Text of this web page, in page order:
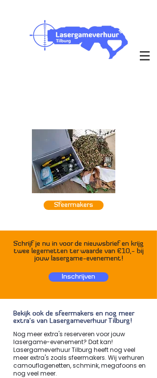
Sfeermakers
Schrijf je nu in voor de nieuwsbrief en krijg
twee legernetten ter waarde van €10,- bij
jouw lasergame-evenement!
Inschrijven
Bekijk ook de sfeermakers en nog meer
extra's van Lasergameverhuur Tilburg!
Nog meer extra's reserveren voor jouw
lasergame-evenement? Dat kan!
Lasergameverhuur Tilburg heeft nog veel
meer extra's zoals sfeermakers. Wij verhuren
camouflagenetten, schmink, megafoons en
nog veel meer.